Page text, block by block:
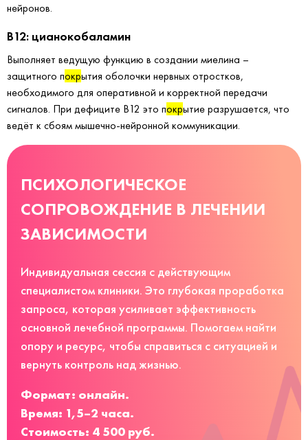
нейронов.
B12: цианокобаламин
Выполняет ведущую функцию в создании миелина –
защитного покрытия оболочки нервных отростков,
необходимого для оперативной и корректной передачи
сигналов. При дефиците B12 это покрытие разрушается, что
ведёт к сбоям мышечно-нейронной коммуникации.
ПСИХОЛОГИЧЕСКОЕ
СОПРОВОЖДЕНИЕ В ЛЕЧЕНИИ
ЗАВИСИМОСТИ
Индивидуальная сессия с действующим
специалистом клиники. Это глубокая проработка
запроса, которая усиливает эффективность
основной лечебной программы. Помогаем найти
опору и ресурс, чтобы справиться с ситуацией и
вернуть контроль над жизнью.
Формат: онлайн.
Время: 1,5–2 часа.
Стоимость: 4 500 руб.